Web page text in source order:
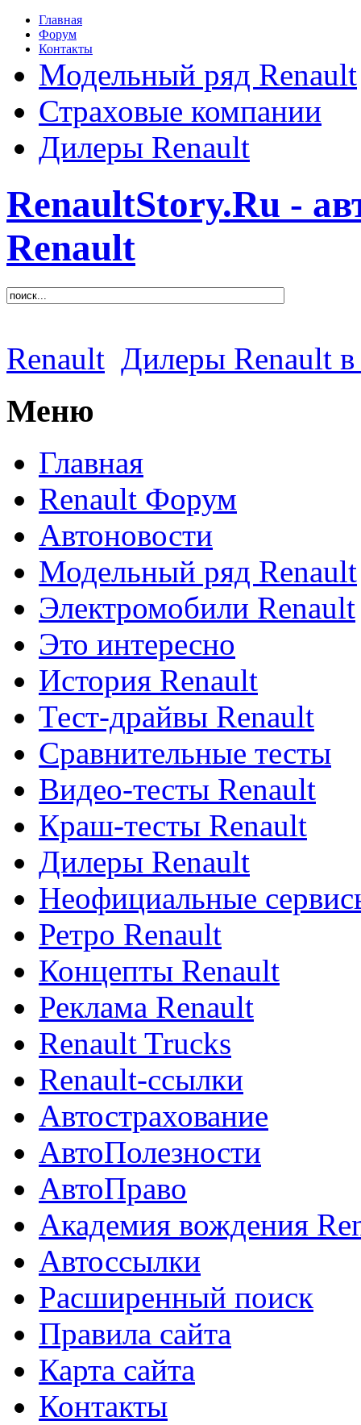
Главная
Форум
Контакты
Модельный ряд Renault
Страховые компании
Дилеры Renault
RenaultStory.Ru -
Renault
Renault Дилеры Renault в
Меню
Главная
Renault Форум
Автоновости
Модельный ряд Renault
Электромобили Renault
Это интересно
История Renault
Тест-драйвы Renault
Сравнительные тесты
Видео-тесты Renault
Краш-тесты Renault
Дилеры Renault
Неофициальные
Ретро Renault
Концепты Renault
Реклама Renault
Renault Trucks
Renault-ссылки
Автострахование
АвтоПолезности
АвтоПраво
Академия вождения
Автоссылки
Расширенный поиск
Правила сайта
Карта сайта
Контакты